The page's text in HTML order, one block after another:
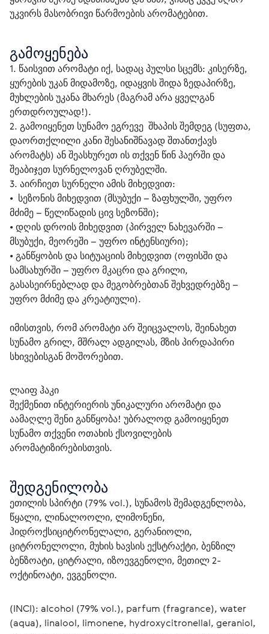
უკვირს მასობრივი წარმოების არომატებით.
გამოყენება
1. წაისვით არომატი იქ, სადაც პულსი სცემს: კისერზე,
ყურების უკან მიდამოზე, იდაყვის შიდა ზედაპირზე,
მუხლების უკანა მხარეს (მაგრამ არა ყველგან
ერთდროულად!).
2. გამოიყენეთ სუნამო ეგრევე  შხაპის შემდეგ (სუფთა,
დაორთქლილი კანი შესანიშნავად შთანთქავს
არომატს) ან შეასხურეთ ის თქვენ წინ ჰაერში და
შეაბიჯეთ სურნელოვან ღრუბელში.
3. აირჩიეთ სურნელი ამის მიხედვით:
•  სეზონის მიხედვით (მსუბუქი – ზაფხულში, უფრო
მძიმე – წელიწადის ცივ სეზონში);
• დღის დროის მიხედვით (პირველ ნახევარში –
მსუბუქი, მეორეში – უფრო ინტენსიური);
• განწყობის და სიტუაციის მიხედვით (ოფისში და
სამსახურში – უფრო მკაცრი და გრილი,
გასასეირნებლად და მეგობრებთან შეხვედრებზე –
უფრო მძიმე და კრეატიული).
იმისთვის, რომ არომატი არ შეიცვალოს, შეინახეთ
სუნამო გრილ, მშრალ ადგილას, მზის პირდაპირი
სხივებისგან მოშორებით.
ლაიფ ჰაკი
შექმენით ინტერიერის უნიკალური არომატი და
აამაღლე შენი განწყობა! უბრალოდ გამოიყენეთ
სუნამო თქვენი ოთახის ქსოვილების
არომატიზირებისთვის.
შედგენილობა
ეთილის სპირტი (79% vol.), სუნამოს შემადგენლობა,
წყალი, ლინალოოლი, ლიმონენი,
ჰიდროქსიციტრონელალი, გერანიოლი,
ციტრონელოლი, მუხის ხავსის ექსტრაქტი, ბენზილ
ბენზოატი, ციტრალი, იზოევგენოლი, მეთილ 2-
ოქტინოატი, ევგენოლი.
(INCI): alcohol (79% vol.), parfum (fragrance), water
(aqua), linalool, limonene, hydroxycitronellal, geraniol,